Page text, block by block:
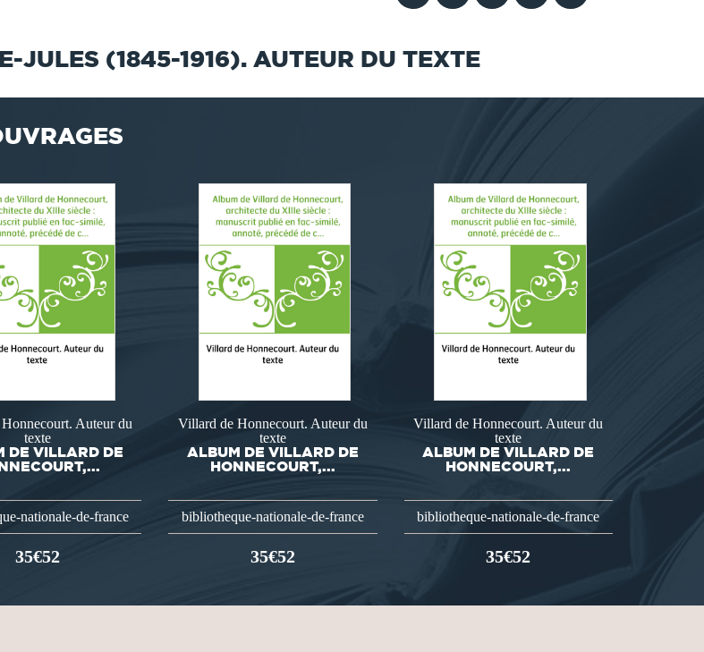
JULES (1845-1916). AUTEUR DU TEXTE
Auteur du
texte
DE VILLARD DE
nationale-de-france
35€52
Villard de Honnecourt. Auteur du
texte
ALBUM DE VILLARD DE
HONNECOURT,...
bibliotheque-nationale-de-france
35€52
Villard de Honnecourt. Auteur du
texte
ALBUM DE VILLARD DE
HONNECOURT,...
bibliotheque-nationale-de-france
35€52